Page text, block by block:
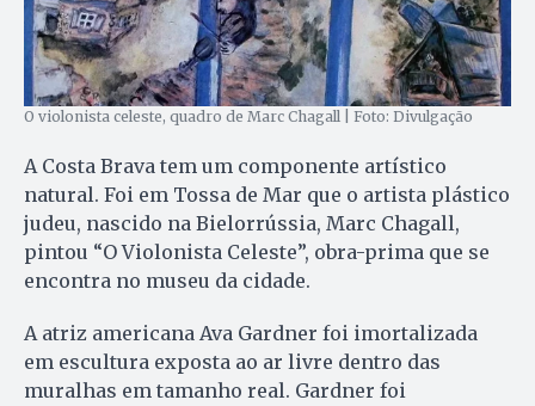
O violonista celeste, quadro de Marc Chagall | Foto: Divulgação
A Costa Brava tem um componente artístico
natural. Foi em Tossa de Mar que o artista plástico
judeu, nascido na Bielorrússia, Marc Chagall,
pintou “O Violonista Celeste”, obra-prima que se
encontra no museu da cidade.
A atriz americana Ava Gardner foi imortalizada
em escultura exposta ao ar livre dentro das
muralhas em tamanho real. Gardner foi